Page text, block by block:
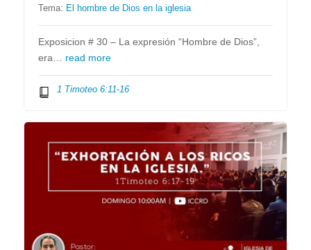
Tema: El hombre de Dios en la iglesia
Exposicion # 30 – La expresión “Hombre de Dios”,
era… read more
1 Timoteo 6:11-16